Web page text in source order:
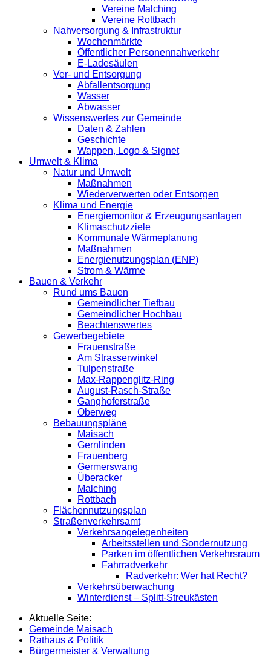
Vereine Malching
Vereine Rottbach
Nahversorgung & Infrastruktur
Wochenmärkte
Öffentlicher Personennahverkehr
E-Ladesäulen
Ver- und Entsorgung
Abfallentsorgung
Wasser
Abwasser
Wissenswertes zur Gemeinde
Daten & Zahlen
Geschichte
Wappen, Logo & Signet
Umwelt & Klima
Natur und Umwelt
Maßnahmen
Wiederverwerten oder Entsorgen
Klima und Energie
Energiemonitor & Erzeugungsanlagen
Klimaschutzziele
Kommunale Wärmeplanung
Maßnahmen
Energienutzungsplan (ENP)
Strom & Wärme
Bauen & Verkehr
Rund ums Bauen
Gemeindlicher Tiefbau
Gemeindlicher Hochbau
Beachtenswertes
Gewerbegebiete
Frauenstraße
Am Strasserwinkel
Tulpenstraße
Max-Rappenglitz-Ring
August-Rasch-Straße
Ganghoferstraße
Oberweg
Bebauungspläne
Maisach
Gernlinden
Frauenberg
Germerswang
Überacker
Malching
Rottbach
Flächennutzungsplan
Straßenverkehrsamt
Verkehrsangelegenheiten
Arbeitsstellen und Sondernutzung
Parken im öffentlichen Verkehrsraum
Fahrradverkehr
Radverkehr: Wer hat Recht?
Verkehrsüberwachung
Winterdienst – Splitt-Streukästen
Aktuelle Seite:
Gemeinde Maisach
Rathaus & Politik
Bürgermeister & Verwaltung